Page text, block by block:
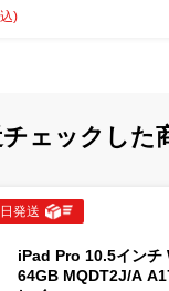
11,800
ェックした
発送
iPad Pro 10.5インチ
64GB MQDT2J/A